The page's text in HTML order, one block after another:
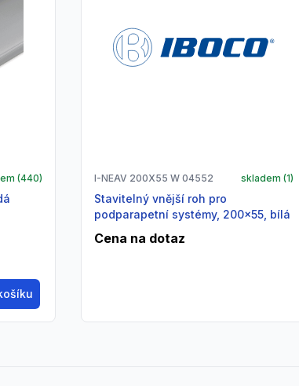
(440) I-NEAV 200X55 W 04552 skladem (1)
Stavitelný vnější roh pro
podparapetní systémy, 200x55, bílá
Cena na dotaz